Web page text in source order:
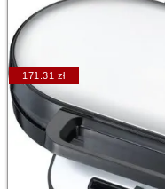
171.31 zł